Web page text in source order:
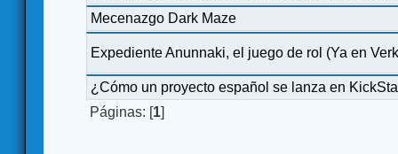
Mecenazgo Dark Maze
Expediente Anunnaki, el juego de rol (Ya en
¿Cómo un proyecto español se lanza en
Páginas: [1]